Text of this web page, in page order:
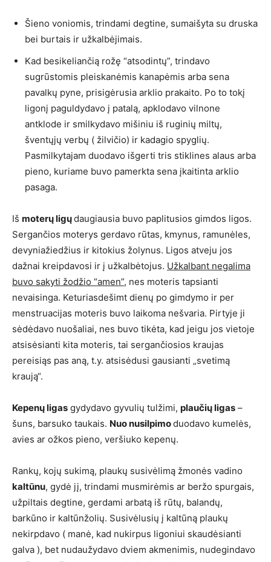
Šieno voniomis, trindami degtine, sumaišyta su druska
bei burtais ir užkalbėjimais.
Kad besikeliančią rožę “atsodintų”, trindavo
sugrūstomis pleiskanėmis kanapėmis arba sena
pavalkų pyne, prisigėrusia arklio prakaito. Po to tokį
ligonį paguldydavo į patalą, apklodavo vilnone
antklode ir smilkydavo mišiniu iš ruginių miltų,
šventųjų verbų ( žilvičio) ir kadagio spyglių.
Pasmilkytajam duodavo išgerti tris stiklines alaus arba
pieno, kuriame buvo pamerkta sena įkaitinta arklio
pasaga.
Iš moterų ligųdaugiausia buvo paplitusios gimdos ligos.
Sergančios moterys gerdavo rūtas, kmynus, ramunėles,
devyniažiedžius ir kitokius žolynus. Ligos atveju jos
dažnai kreipdavosi ir į užkalbėtojus. Užkalbant negalima
buvo sakyti žodžio “amen”, nes moteris tapsianti
nevaisinga. Keturiasdešimt dienų po gimdymo ir per
menstruacijas moteris buvo laikoma nešvaria. Pirtyje ji
sėdėdavo nuošaliai, nes buvo tikėta, kad jeigu jos vietoje
atsisėsianti kita moteris, tai sergančiosios kraujas
pereisiąs pas aną, t.y. atsisėdusi gausianti „svetimą
kraują“.
Kepenų ligas gydydavo gyvulių tulžimi, plaučių ligas –
šuns, barsuko taukais. Nuo nusilpimoduodavo kumelės,
avies ar ožkos pieno, veršiuko kepenų.
Rankų, kojų sukimą, plaukų susivėlimą žmonės vadino
kaltūnu, gydė jį, trindami musmirėmis ar beržo spurgais,
užpiltais degtine, gerdami arbatą iš rūtų, balandų,
barkūno ir kaltūnžolių. Susivėlusių į kaltūną plaukų
nekirpdavo ( manė, kad nukirpus ligoniui skaudėsianti
galva ), bet nudaužydavo dviem akmenimis, nudegindavo